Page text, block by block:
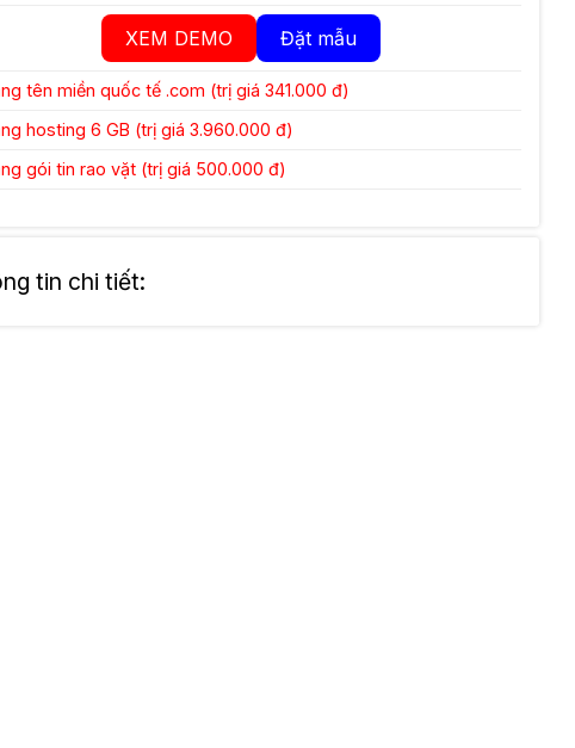
XEM DEMO Đặt mẫu
tên miền quốc tế .com (trị giá 341.000 đ)
hosting 6 GB (trị giá 3.960.000 đ)
gói tin rao vặt (trị giá 500.000 đ)
tin chi tiết: